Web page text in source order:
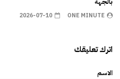
ONE MINUTE
2026-07-10
اترك تعليقك
الاسم